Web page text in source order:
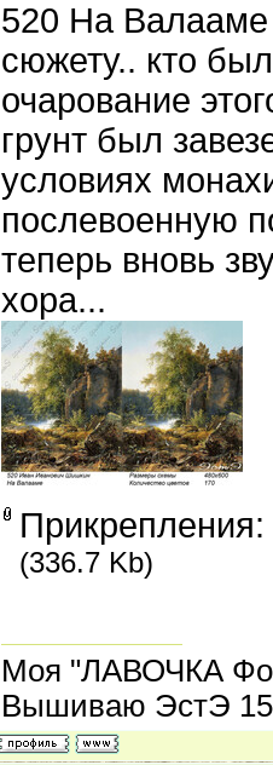
520 На
сюжету.. кто
очарование
грунт был
условиях
послевоенную
теперь вновь
хора...
Прикрепления:
(336.7 Kb)
Моя "ЛАВОЧКА
Вышиваю ЭстЭ